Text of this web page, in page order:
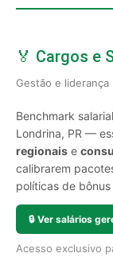
🏅 Cargos e
Gestão e liderança
Benchmark
Londrina, PR —
regionais e
calibrarem
políticas de
🔒 Ver salários
Acesso exclusivo